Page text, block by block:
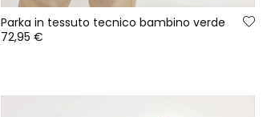
Parka in tessuto tecnico bambino verde
72,95 €